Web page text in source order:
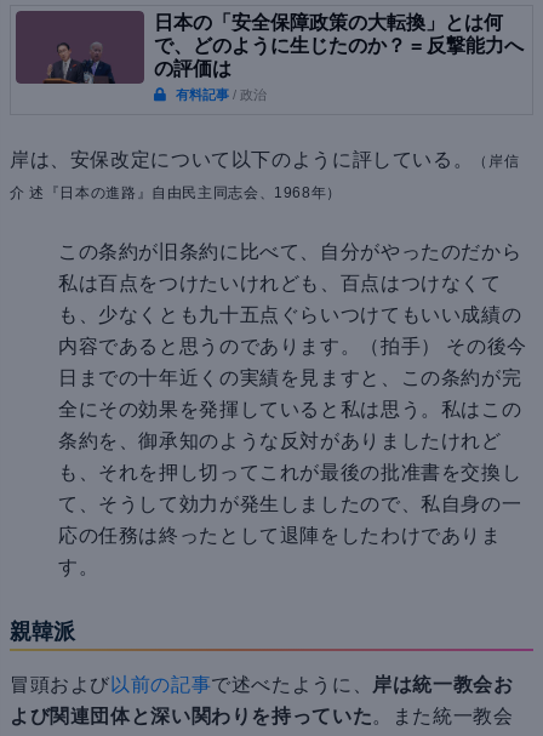
日本の「安全保障政策の大転換」とは何
で、どのように生じたのか？ = 反撃能力へ
の評価は
有料記事 / 政治
岸は、安保改定について以下のように評している。
（岸信
介 述『日本の進路』自由民主同志会、1968年）
この条約が旧条約に比べて、自分がやったのだから
私は百点をつけたいけれども、百点はつけなくて
も、少なくとも九十五点ぐらいつけてもいい成績の
内容であると思うのであります。（拍手） その後今
日までの十年近くの実績を見ますと、この条約が完
全にその効果を発揮していると私は思う。私はこの
条約を、御承知のような反対がありましたけれど
も、それを押し切ってこれが最後の批准書を交換し
て、そうして効力が発生しましたので、私自身の一
応の任務は終ったとして退陣をしたわけでありま
す。
親韓派
冒頭および 以前の記事で述べたように、
岸は統一教会お
よび関連団体と深い関わりを持っていた。また統一教会